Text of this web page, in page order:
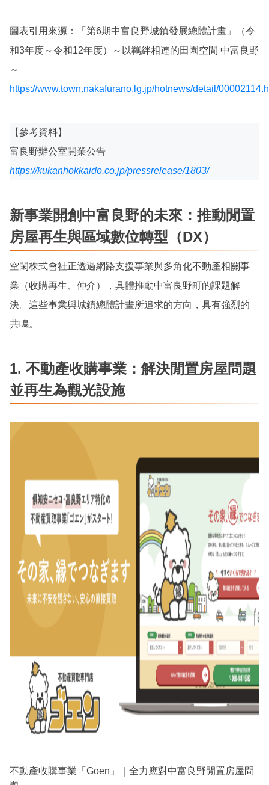
圖表引用來源：「第6期中富良野城鎮發展總體計畫」（令
和3年度～令和12年度）～以羈絆相連的田園空間 中富良野
～
https://www.town.nakafurano.lg.jp/hotnews/detail/
【參考資料】
富良野辦公室開業公告
https://kukanhokkaido.co.jp/pressrelease/1803/
新事業開創中富良野的未來：推動閒置
房屋再生與區域數位轉型（DX）
空閑株式會社正透過網路支援事業與多角化不動產相關事
業（收購再生、仲介），具體推動中富良野町的課題解
決。這些事業與城鎮總體計畫所追求的方向，具有強烈的
共鳴。
1. 不動產收購事業：解決閒置房屋問題
並再生為觀光設施
不動產收購事業「Goen」｜全力應對中富良野閒置房屋問